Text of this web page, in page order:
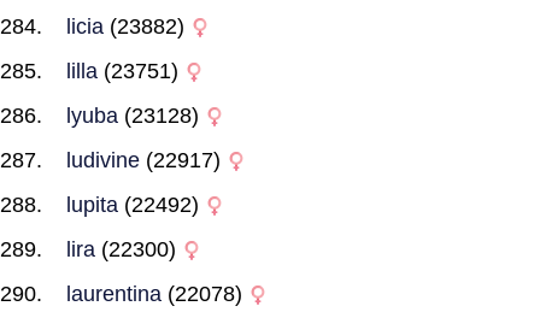
licia (23882)
lilla (23751)
lyuba (23128)
ludivine (22917)
lupita (22492)
lira (22300)
laurentina (22078)